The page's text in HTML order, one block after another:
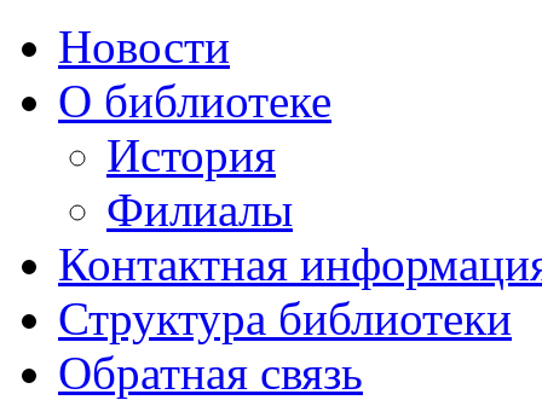
Новости
О библиотеке
История
Филиалы
Контактная
Структура библиотеки
Обратная связь